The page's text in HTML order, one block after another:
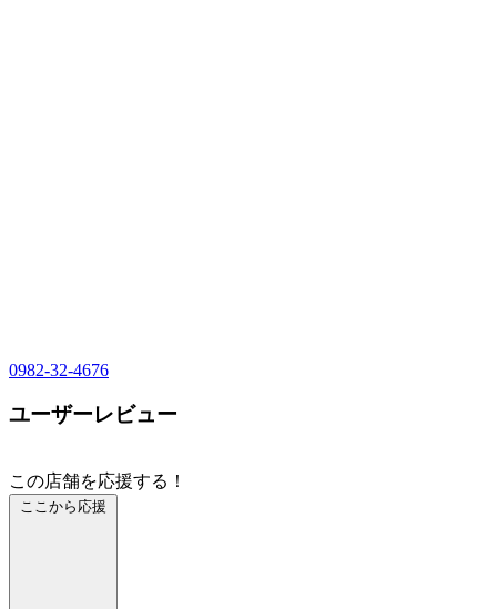
0982-32-4676
ユーザーレビュー
この店舗を応援する！
ここから応援